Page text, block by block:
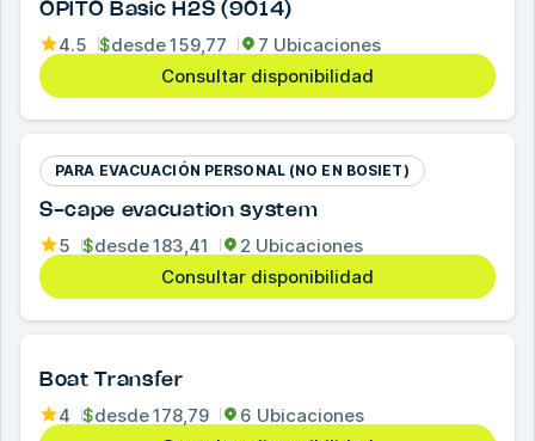
OPITO Basic H2S (9014)
4.5 $desde159,77
7 Ubicaciones
Consultar disponibilidad
PARA EVACUACIÓN PERSONAL (NO EN BOSIET)
S-cape evacuation system
5 $desde183,41
2 Ubicaciones
Consultar disponibilidad
Boat Transfer
4 $desde178,79
6 Ubicaciones